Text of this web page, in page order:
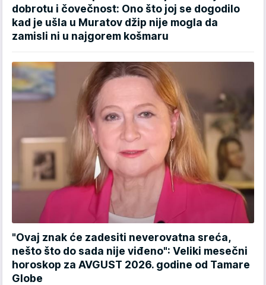
dobrotu i čovečnost: Ono što joj se dogodilo
kad je ušla u Muratov džip nije mogla da
zamisli ni u najgorem košmaru
"Ovaj znak će zadesiti neverovatna sreća,
nešto što do sada nije viđeno": Veliki mesečni
horoskop za AVGUST 2026. godine od Tamare
Globe